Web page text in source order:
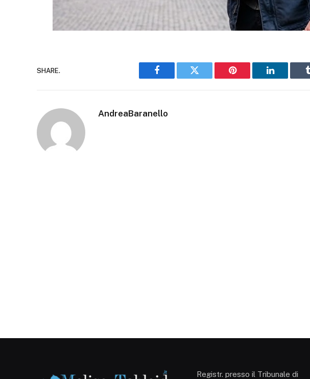
SHARE.
Facebook Twitter Pinterest LinkedIn
AndreaBaranello
Registr. presso il Tribunale di